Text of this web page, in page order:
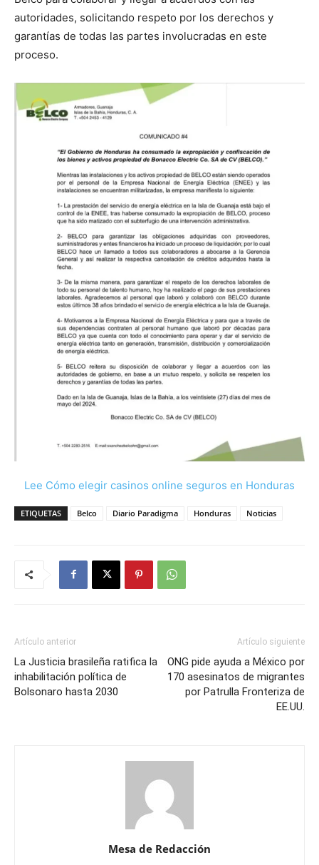
autoridades, solicitando respeto por los derechos y
garantías de todas las partes involucradas en este
proceso.
Lee Cómo elegir casinos online seguros en Honduras
ETIQUETAS Belco Diario Paradigma Honduras Noticias
Artículo anterior
La Justicia brasileña ratifica la
inhabilitación política de
Bolsonaro hasta 2030
Artículo siguiente
ONG pide ayuda a México por
170 asesinatos de migrantes
por Patrulla Fronteriza de
EE.UU.
Mesa de Redacción